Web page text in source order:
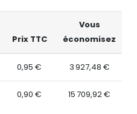
Prix TTC
Vous
économisez
0,95 € 3 927,48 €
0,90 € 15 709,92 €